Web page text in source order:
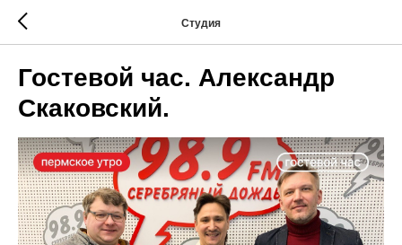
Студия
Гостевой час. Александр
Скаковский.